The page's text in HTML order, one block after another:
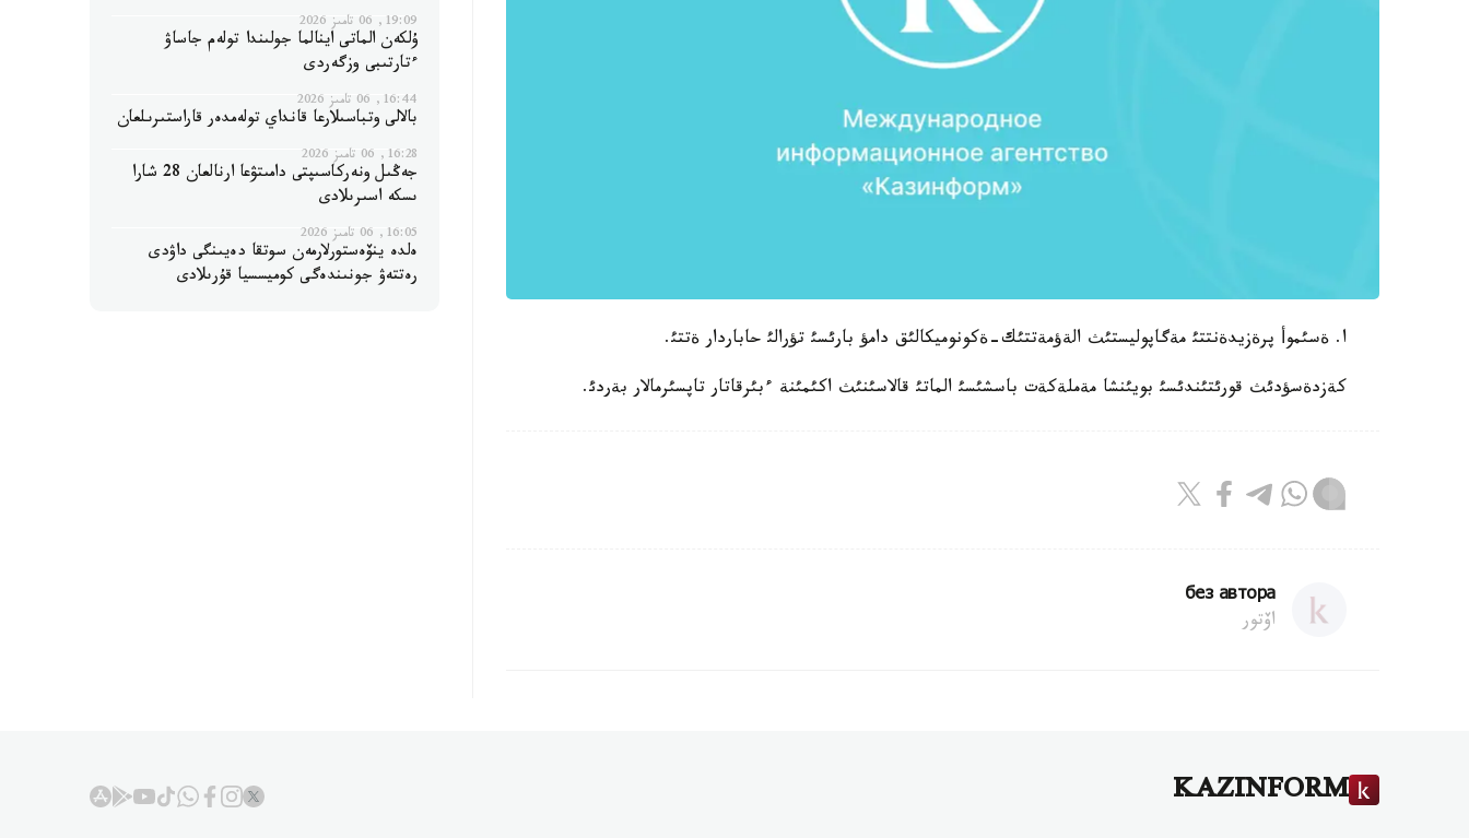
ا. ةسئموأ پرةزيدةنتتئ مةگاپوليستئث الةؤمةتتئك-ةكونوميكالئق دامؤ بارئسئ تؤرالئ حاباردار ةتتئ.
كةزدةسؤدئث قورئتئندئسئ بويئنشا مةملةكةت باسشئسئ الماتئ قالاسئنئث اكئمئنة ءبئرقاتار تاپسئرمالار بةردئ.
без автора
اۆتور
19:09, 06 تامىز 2026
ۇلكەن الماتى اينالما جولىندا تولەم جاساۋ
ءتارتىبى وزگەردى
16:44, 06 تامىز 2026
بالالى وتباسىلارعا قانداي تولەمدەر قاراستىرىلعان
16:28, 06 تامىز 2026
جەڭىل ونەركاسىپتى دامىتۋعا ارنالعان 28 شارا
ىسكە اسىرىلادى
16:05, 06 تامىز 2026
ەلدە ينۆەستورلارمەن سوتقا دەيىنگى داۋدى
رەتتەۋ جونىندەگى كوميسسيا قۇرىلادى
KAZINFORM